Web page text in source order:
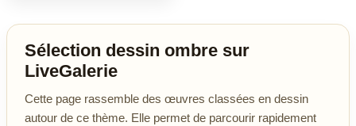
Sélection dessin ombre sur
LiveGalerie
Cette page rassemble des œuvres classées en dessin
autour de ce thème. Elle permet de parcourir rapidement